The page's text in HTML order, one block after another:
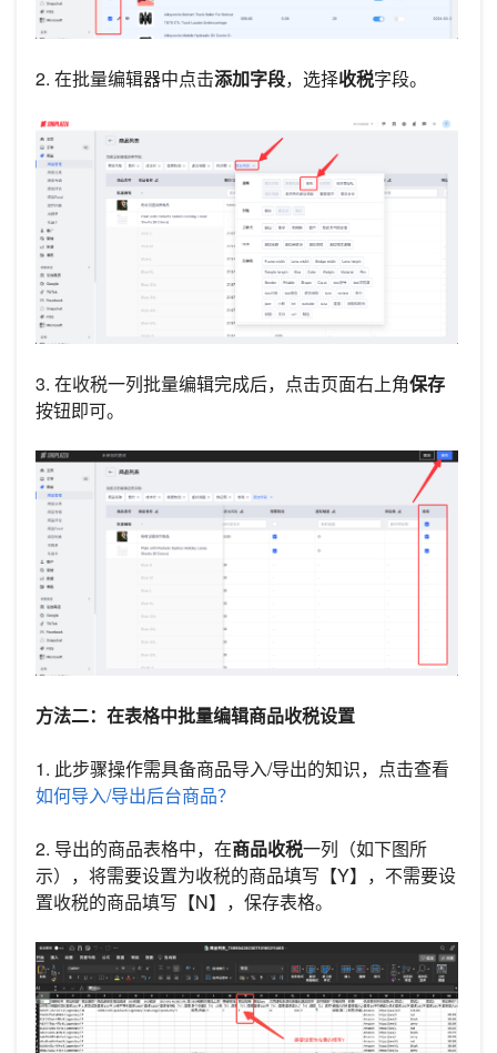
2. 在批量编辑器中点击添加字段，选择收税字段。
3. 在收税一列批量编辑完成后，点击页面右上角保存
按钮即可。
方法二：在表格中批量编辑商品收税设置
1. 此步骤操作需具备商品导入/导出的知识，点击查看
如何导入/导出后台商品？
2. 导出的商品表格中，在商品收税一列（如下图所
示），将需要设置为收税的商品填写【Y】，不需要设
置收税的商品填写【N】，保存表格。